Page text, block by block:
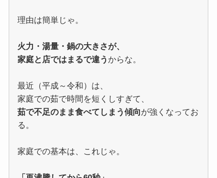
理由は簡単じゃ。
火力・湯量・鍋の大きさが、
家庭と店ではまるで違う からな。
最近（平成～令和）は、
家庭での茹で時間を短くしすぎて、
茹で不足のまま食べてしまう傾向が強くなってお
る。
家庭での基本は、これじゃ。